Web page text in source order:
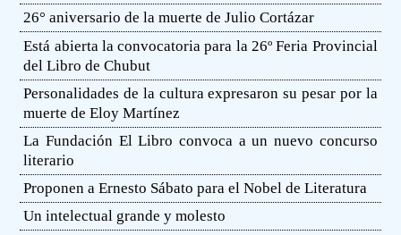
26° aniversario de la muerte de Julio Cortázar
Está abierta la convocatoria para la 26º Feria Provincial
del Libro de Chubut
Personalidades de la cultura expresaron su pesar por la
muerte de Eloy Martínez
La Fundación El Libro convoca a un nuevo concurso
literario
Proponen a Ernesto Sábato para el Nobel de Literatura
Un intelectual grande y molesto